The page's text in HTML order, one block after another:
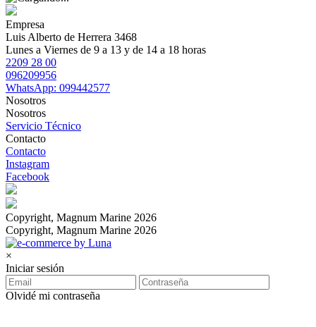
Empresa
Luis Alberto de Herrera 3468
Lunes a Viernes de 9 a 13 y de 14 a 18 horas
2209 28 00
096209956
WhatsApp: 099442577
Nosotros
Nosotros
Servicio Técnico
Contacto
Contacto
Instagram
Facebook
Copyright, Magnum Marine 2026
Copyright, Magnum Marine 2026
×
Iniciar sesión
Olvidé mi contraseña